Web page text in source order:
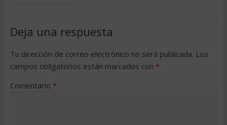
Deja una respuesta
Tu dirección de correo electrónico no será publicada. Los
campos obligatorios están marcados con *
Comentario *